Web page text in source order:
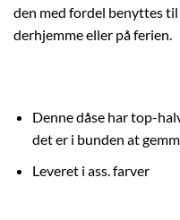
den med fordel benyttes
derhjemme eller på ferien.
Denne dåse har top-
det er i bunden at
Leveret i ass. farver